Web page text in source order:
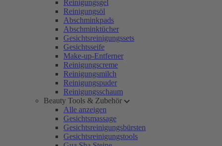
Reinigungsgel
Reinigungsöl
Abschminkpads
Abschminktücher
Gesichtsreinigungssets
Gesichtsseife
Make-up-Entferner
Reinigungscreme
Reinigungsmilch
Reinigungspuder
Reinigungsschaum
Beauty Tools & Zubehör
Alle anzeigen
Gesichtsmassage
Gesichtsreinigungsbürsten
Gesichtsreinigungstools